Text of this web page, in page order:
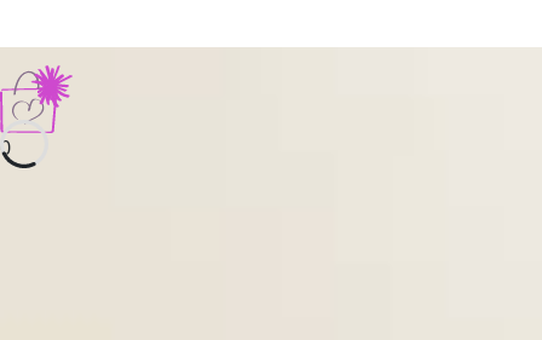
0